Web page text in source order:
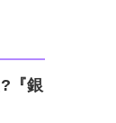
『銀